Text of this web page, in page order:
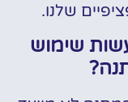
שלנו.
שימוש